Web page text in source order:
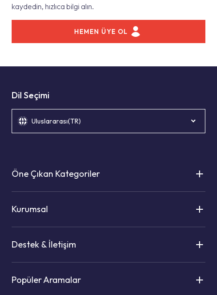
kaydedin, hızlıca bilgi alın.
HEMEN ÜYE OL
Dil Seçimi
Uluslararası(TR)
Öne Çıkan Kategoriler
Kurumsal
Destek & İletişim
Popüler Aramalar